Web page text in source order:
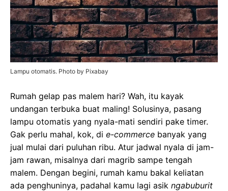
Lampu otomatis. Photo by Pixabay
Rumah gelap pas malem hari? Wah, itu kayak
undangan terbuka buat maling! Solusinya, pasang
lampu otomatis yang nyala-mati sendiri pake timer.
Gak perlu mahal, kok, di e-commerce banyak yang
jual mulai dari puluhan ribu. Atur jadwal nyala di jam-
jam rawan, misalnya dari magrib sampe tengah
malem. Dengan begini, rumah kamu bakal keliatan
ada penghuninya, padahal kamu lagi asik ngabuburit